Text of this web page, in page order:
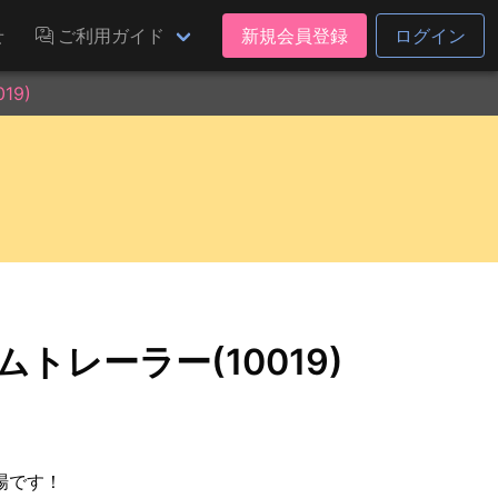
ご利用ガイド 新規会員登録 ログイン
トレーラー(10019)
す！